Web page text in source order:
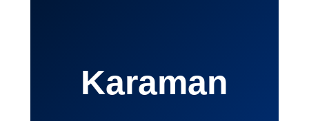
Karaman